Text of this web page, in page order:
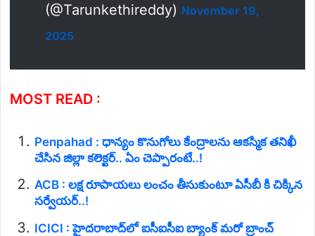
(@Tarunkethireddy) November 19,
2025
MOST READ :
Penpahad : ధాన్యం కొనుగోలు కేంద్రాలను ఆకస్మిక తనిఖీ
చేసిన జిల్లా కలెక్టర్.. ఏం చెప్పారంటే..!
ACB : లక్ష రూపాయలు లంచం తీసుకుంటూ ఏసీబీ కి చిక్కిన
సర్వేయర్..!
ICICI : హైదరాబాద్‌లో ఐసీఐసీఐ బ్యాంక్ మరో బ్రాంచ్